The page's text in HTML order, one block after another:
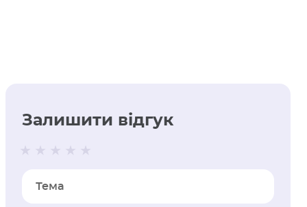
Залишити відгук
Тема